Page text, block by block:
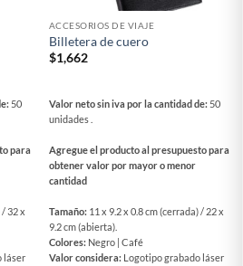
50
para
/ 32 x
láser
ACCESORIOS DE VIAJE
Billetera de cuero
$1,662
Valor neto sin iva por la cantidad de: 50
unidades .
Agregue el producto al presupuesto para
obtener valor por mayor o menor
cantidad
Tamaño: 11 x 9.2 x 0.8 cm (cerrada) / 22 x
9.2 cm (abierta).
Colores: Negro | Café
Valor considera: Logotipo grabado láser